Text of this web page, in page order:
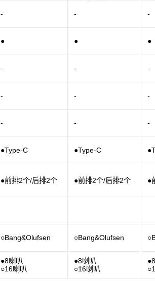
- - -
● ● ●
- - -
- - -
- - -
●Type-C ●Type-C
●前排2个/后排2个 ●前排2个/后排2个 ●
○Bang&Olufsen ○Bang&Olufsen
●8喇叭
○16喇叭
●8喇叭
○16喇叭